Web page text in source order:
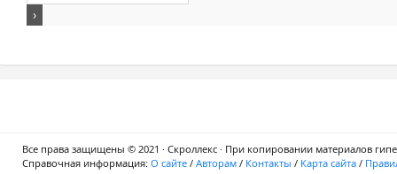
Все права защищены © 2021 · Скроллекс · При копировании материалов
Справочная информация: О сайте / Авторам / Контакты / Карта сайта /